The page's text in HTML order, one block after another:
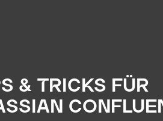
& TRICKS FÜR